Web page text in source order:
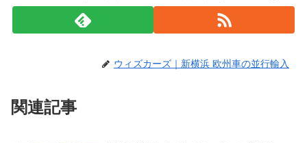
ウィズカーズ｜新横浜 欧州車の並行輸入
関連記事